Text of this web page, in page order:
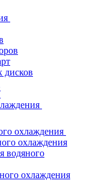
дисков
охлаждения
охлаждения
водяного
охлаждения